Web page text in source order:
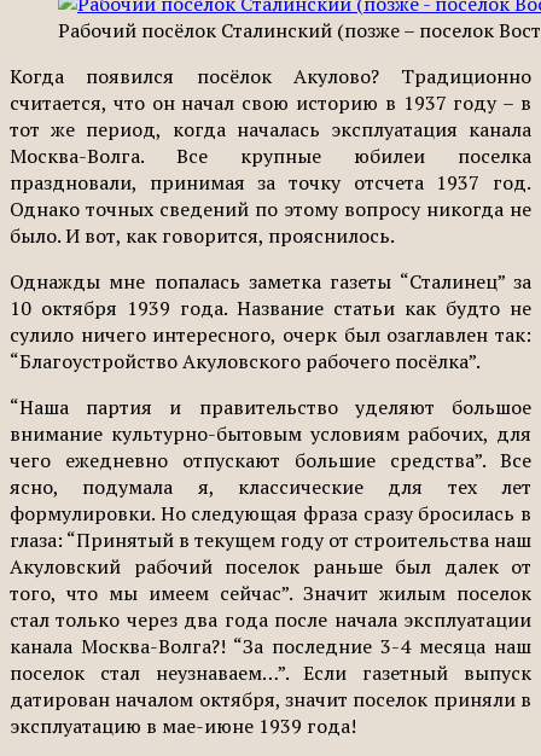
Рабочий посёлок Сталинский (позже – поселок
Когда появился посёлок Акулово? Традиционно
считается, что он начал свою историю в 1937 году – в
тот же период, когда началась эксплуатация канала
Москва-Волга. Все крупные юбилеи поселка
праздновали, принимая за точку отсчета 1937 год.
Однако точных сведений по этому вопросу никогда не
было. И вот, как говорится, прояснилось.
Однажды мне попалась заметка газеты “Сталинец” за
10 октября 1939 года. Название статьи как будто не
сулило ничего интересного, очерк был озаглавлен так:
“Благоустройство Акуловского рабочего посёлка”.
“Наша партия и правительство уделяют большое
внимание культурно-бытовым условиям рабочих, для
чего ежедневно отпускают большие средства”. Все
ясно, подумала я, классические для тех лет
формулировки. Но следующая фраза сразу бросилась в
глаза: “Принятый в текущем году от строительства наш
Акуловский рабочий поселок раньше был далек от
того, что мы имеем сейчас”. Значит жилым поселок
стал только через два года после начала эксплуатации
канала Москва-Волга?! “За последние 3-4 месяца наш
поселок стал неузнаваем…”. Если газетный выпуск
датирован началом октября, значит поселок приняли в
эксплуатацию в мае-июне 1939 года!